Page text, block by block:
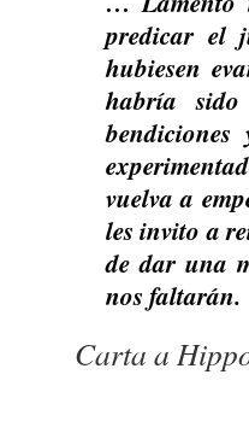
predicar el
hubiesen
habría
vuelva a
les invito a
de dar una
nos faltarán.
Carta a